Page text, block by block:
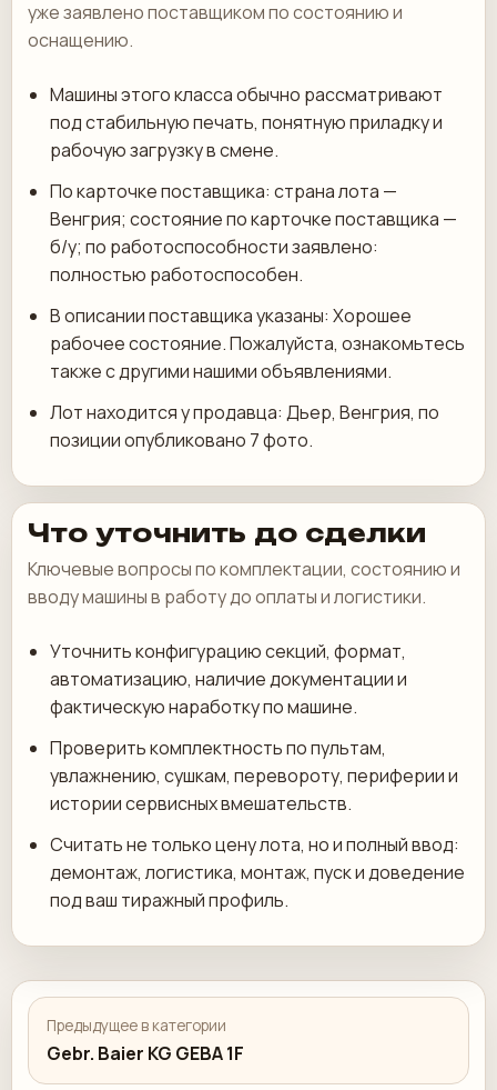
уже заявлено поставщиком по состоянию и
оснащению.
Машины этого класса обычно рассматривают
под стабильную печать, понятную приладку и
рабочую загрузку в смене.
По карточке поставщика: страна лота —
Венгрия; состояние по карточке поставщика —
б/у; по работоспособности заявлено:
полностью работоспособен.
В описании поставщика указаны: Хорошее
рабочее состояние. Пожалуйста, ознакомьтесь
также с другими нашими объявлениями.
Лот находится у продавца: Дьер, Венгрия, по
позиции опубликовано 7 фото.
Что уточнить до сделки
Ключевые вопросы по комплектации, состоянию и
вводу машины в работу до оплаты и логистики.
Уточнить конфигурацию секций, формат,
автоматизацию, наличие документации и
фактическую наработку по машине.
Проверить комплектность по пультам,
увлажнению, сушкам, перевороту, периферии и
истории сервисных вмешательств.
Считать не только цену лота, но и полный ввод:
демонтаж, логистика, монтаж, пуск и доведение
под ваш тиражный профиль.
Предыдущее в категории
Gebr. Baier KG GEBA 1F